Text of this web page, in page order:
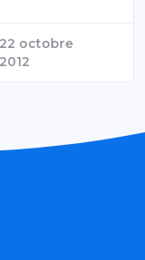
22 octobre
2012